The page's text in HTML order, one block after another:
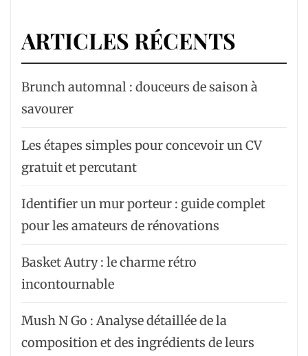
ARTICLES RÉCENTS
Brunch automnal : douceurs de saison à
savourer
Les étapes simples pour concevoir un CV
gratuit et percutant
Identifier un mur porteur : guide complet
pour les amateurs de rénovations
Basket Autry : le charme rétro
incontournable
Mush N Go : Analyse détaillée de la
composition et des ingrédients de leurs